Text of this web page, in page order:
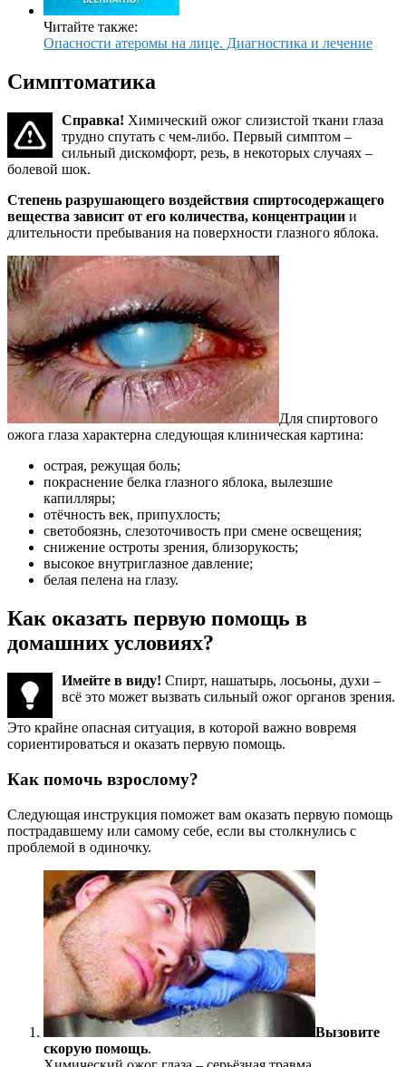
Читайте также:
Опасности атеромы на лице. Диагностика и лечение
Симптоматика
Справка! Химический ожог слизистой ткани глаза
трудно спутать с чем-либо. Первый симптом –
сильный дискомфорт, резь, в некоторых случаях –
болевой шок.
Степень разрушающего воздействия спиртосодержащего
вещества зависит от его количества, концентрации и
длительности пребывания на поверхности глазного яблока.
Для спиртового
ожога глаза характерна следующая клиническая картина:
острая, режущая боль;
покраснение белка глазного яблока, вылезшие
капилляры;
отёчность век, припухлость;
светобоязнь, слезоточивость при смене освещения;
снижение остроты зрения, близорукость;
высокое внутриглазное давление;
белая пелена на глазу.
Как оказать первую помощь в
домашних условиях?
Имейте в виду! Спирт, нашатырь, лосьоны, духи –
всё это может вызвать сильный ожог органов зрения.
Это крайне опасная ситуация, в которой важно вовремя
сориентироваться и оказать первую помощь.
Как помочь взрослому?
Следующая инструкция поможет вам оказать первую помощь
пострадавшему или самому себе, если вы столкнулись с
проблемой в одиночку.
Вызовите
скорую помощь.